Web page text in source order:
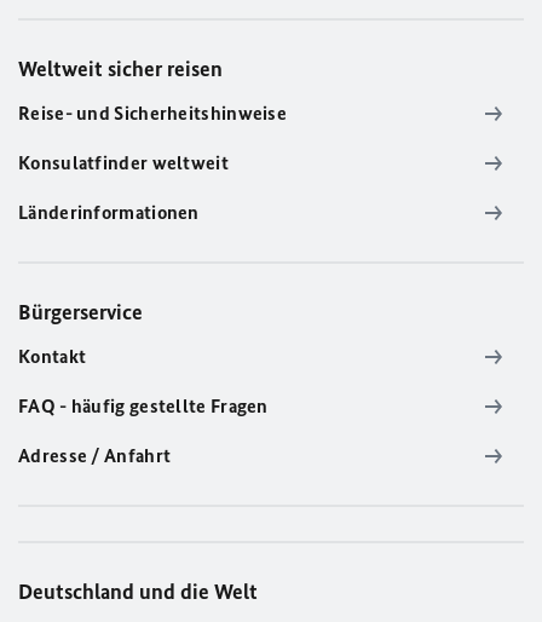
Weltweit sicher reisen
Reise- und Sicherheitshinweise
Konsulatfinder weltweit
Länderinformationen
Bürgerservice
Kontakt
FAQ - häufig gestellte Fragen
Adresse / Anfahrt
Deutschland und die Welt